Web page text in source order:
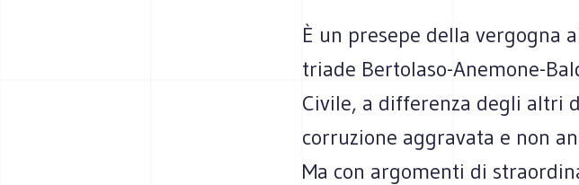
È un presepe della vergogna
triade Bertolaso-Anemone-
Civile, a differenza degli altri
corruzione aggravata e non
Ma con argomenti di